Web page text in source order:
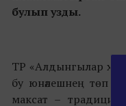
булып узды.
ТР «Алдынгылар
бу юнәлешнең төп
максат – традицион